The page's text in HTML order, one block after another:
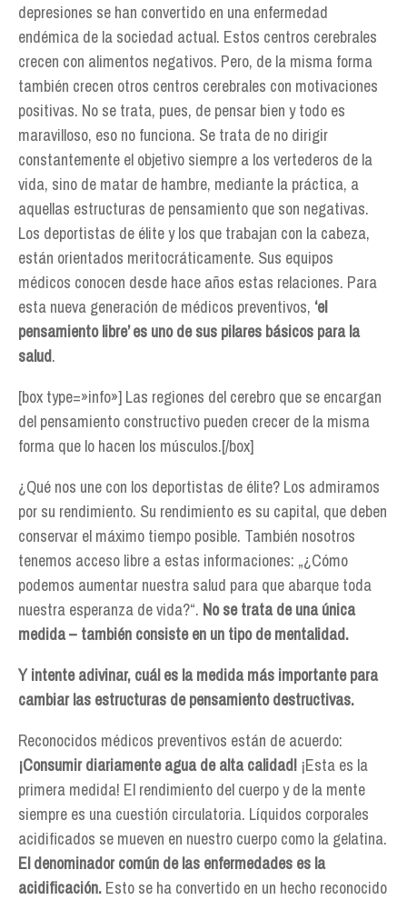
depresiones se han convertido en una enfermedad
endémica de la sociedad actual. Estos centros cerebrales
crecen con alimentos negativos. Pero, de la misma forma
también crecen otros centros cerebrales con motivaciones
positivas. No se trata, pues, de pensar bien y todo es
maravilloso, eso no funciona. Se trata de no dirigir
constantemente el objetivo siempre a los vertederos de la
vida, sino de matar de hambre, mediante la práctica, a
aquellas estructuras de pensamiento que son negativas.
Los deportistas de élite y los que trabajan con la cabeza,
están orientados meritocráticamente. Sus equipos
médicos conocen desde hace años estas relaciones. Para
esta nueva generación de médicos preventivos, ‘el
pensamiento libre’ es uno de sus pilares básicos para la
salud.
[box type=»info»] Las regiones del cerebro que se encargan
del pensamiento constructivo pueden crecer de la misma
forma que lo hacen los músculos.[/box]
¿Qué nos une con los deportistas de élite? Los admiramos
por su rendimiento. Su rendimiento es su capital, que deben
conservar el máximo tiempo posible. También nosotros
tenemos acceso libre a estas informaciones: „¿Cómo
podemos aumentar nuestra salud para que abarque toda
nuestra esperanza de vida?“. No se trata de una única
medida – también consiste en un tipo de mentalidad.
Y intente adivinar, cuál es la medida más importante para
cambiar las estructuras de pensamiento destructivas.
Reconocidos médicos preventivos están de acuerdo:
¡Consumir diariamente agua de alta calidad! ¡Esta es la
primera medida! El rendimiento del cuerpo y de la mente
siempre es una cuestión circulatoria. Líquidos corporales
acidificados se mueven en nuestro cuerpo como la gelatina.
El denominador común de las enfermedades es la
acidificación. Esto se ha convertido en un hecho reconocido